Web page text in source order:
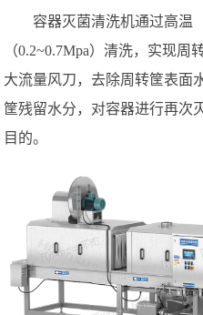
容器灭菌清洗机通过高温
（0.2~0.7Mpa）清洗，实现
大流量风刀，去除周转筐表面
筐残留水分，对容器进行再次
目的。